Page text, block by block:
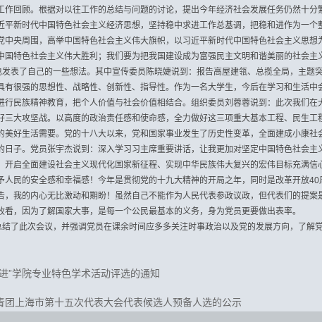
作回顾。根据对以往工作的总结与问题的讨论，提出今年经济社会发展任务仍然十
平新时代中国特色社会主义经济思想，坚持稳中求进工作总基调，把稳和进作为一
中央周围，高举中国特色社会主义伟大旗帜，以习近平新时代中国特色社会主义思
国特色社会主义伟大胜利；我们要为把我国建设成为富强民主文明和谐美丽的社会主
发表了自己的一些想法。其中宣传委员陈晓婕说到：报告高屋建瓴、总揽全局，主
有很强的思想性、战略性、创新性、指导性。作为一名大学生，今后在学习和生活
行民族精神教育，把个人价值与社会价值相结合。组织委员刘蓉蓉说到：此次我们
三大攻坚战。以高度的政治责任感和使命感，全力做好这三项重大基本工程、民生
美好生活需要。党的十八大以来，党和国家事业发生了历史性变革，全面建成小康
日子。党员张宇杰说到：深入学习习主席重要讲话，让我更加对坚定中国特色社会
开启全面建设社会主义现代化国家新征程、实现中华民族伟大复兴的宏伟目标充满
人民的安全感和幸福感！今年是贯彻党的十九大精神的开局之年，同时是改革开放40
，我的内心无比激动和期盼！虽然自己不能作为人民代表参政议政，但代表们的提
看，因为了解国家大事，是每一个公民最基本的义务，身为党员更要做出表率。
了此次会议，并强调党员在课余时间应多多关注时事政治以及党的发展方向，了解
”学院专业特色学术活动评选的通知
团上海市第十五次代表大会代表候选人预备人选的公示